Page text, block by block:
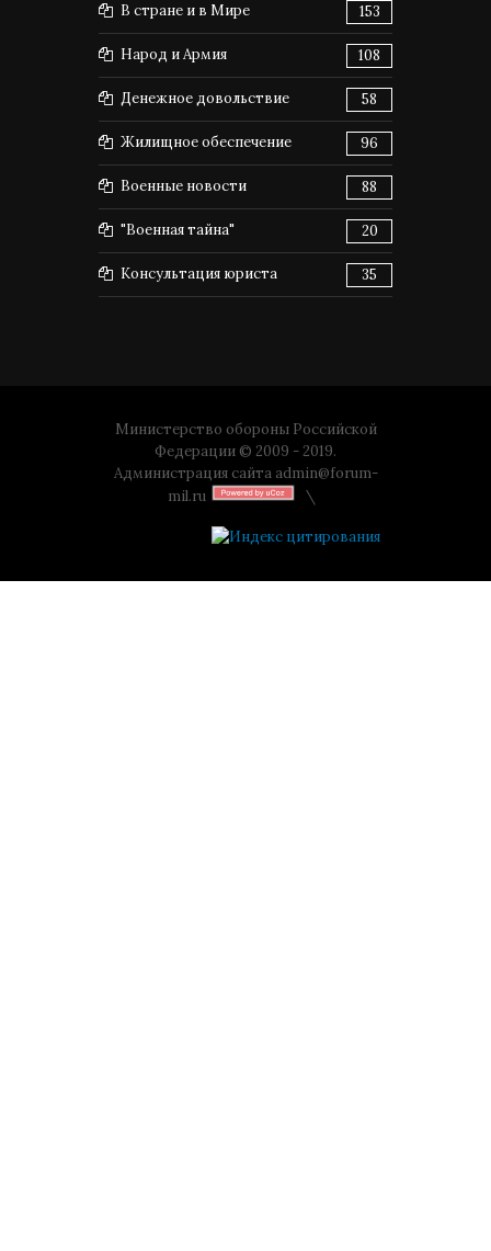
В стране и в Мире 153
Народ и Армия 108
Денежное довольствие 58
Жилищное обеспечение 96
Военные новости 88
"Военная тайна" 20
Консультация юриста 35
Министерство обороны Российской
Федерации © 2009 - 2019.
Администрация сайта admin@forum-
mil.ru